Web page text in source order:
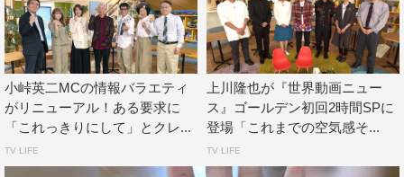
コメントが素晴らしかったです」とそのコメント力も絶賛
した。
松村北斗 コメント
面白く、かつ分かりやすくたくさんの動画がまとめられて
いて、すごく楽しかったです。僕はいわゆる
小峠英二MCの情報バラエティ
がリニューアル！ある要求に
「これっきりにして」とクレ...
TV LIFE
上川隆也が『世界動画ニュー
ス』ゴールデン初回2時間SPに
登場「これまでの空気感そ...
TV LIFE